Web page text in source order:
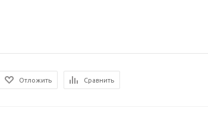
Отложить Сравнить